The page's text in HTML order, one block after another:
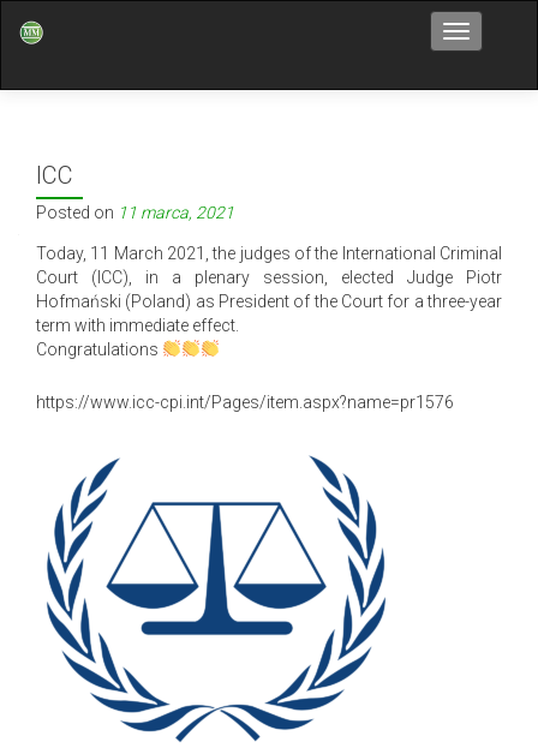
Przełącz
ICC
Posted on 11 marca, 2021
Today, 11 March 2021, the judges of the International Criminal
Court (ICC), in a plenary session, elected Judge Piotr
Hofmański (Poland) as President of the Court for a three-year
term with immediate effect.
Congratulations
https://www.icc-cpi.int/Pages/item.aspx?name=pr1576